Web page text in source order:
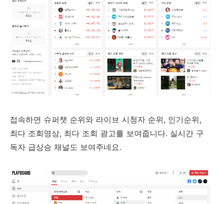
접속하면 슈퍼챗 순위와 라이브 시청자 순위, 인기순위,
최다 조회영상, 최다 조회 광고를 보여줍니다. 실시간 구
독자 급상승 채널도 보여주네요.